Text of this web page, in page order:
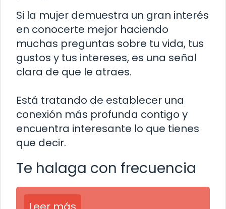
Si la mujer demuestra un gran interés
en conocerte mejor haciendo
muchas preguntas sobre tu vida, tus
gustos y tus intereses, es una señal
clara de que le atraes.
Está tratando de establecer una
conexión más profunda contigo y
encuentra interesante lo que tienes
que decir.
Te halaga con frecuencia